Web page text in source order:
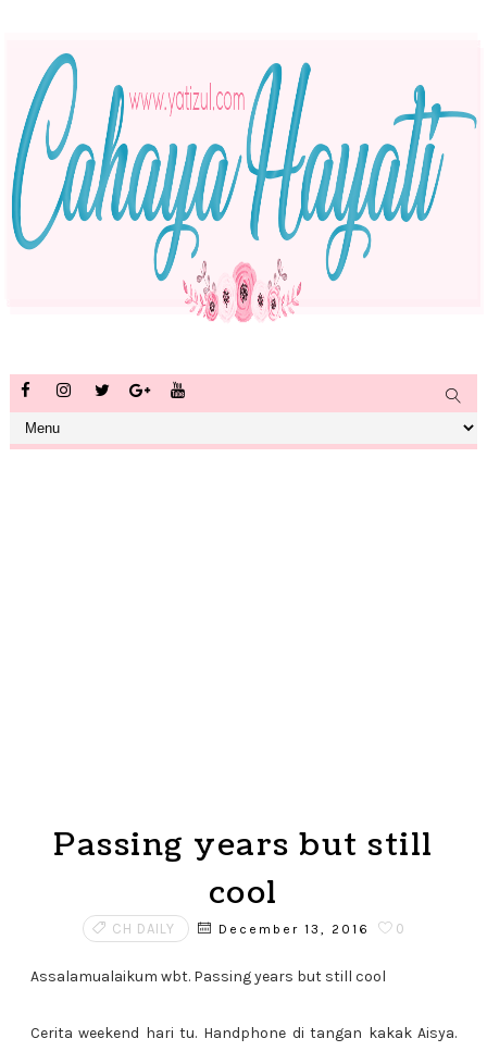
Passing years but still
cool
CH DAILY December 13, 2016 0
Assalamualaikum wbt. Passing years but still cool
Cerita weekend hari tu. Handphone di tangan kakak Aisya.